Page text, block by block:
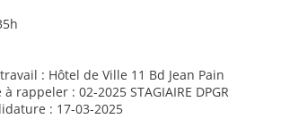
: Hôtel de Ville 11 Bd Jean Pain
rappeler : 02-2025 STAGIAIRE DPGR
: 17-03-2025